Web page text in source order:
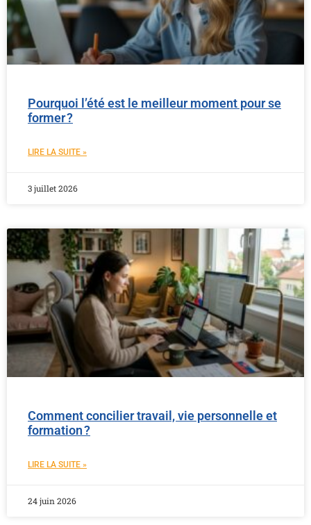
Pourquoi l’été est le meilleur moment pour se
former ?
LIRE LA SUITE »
3 juillet 2026
Comment concilier travail, vie personnelle et
formation ?
LIRE LA SUITE »
24 juin 2026